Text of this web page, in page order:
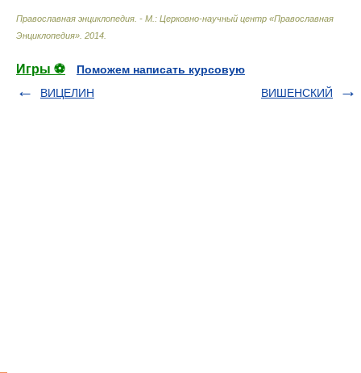
Православная энциклопедия. - М.: Церковно-научный центр «Православная
Энциклопедия» 2014
Игры ⚽
Поможем написать курсовую
ВИЦЕЛИН
ВИШЕНСКИЙ